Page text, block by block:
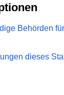
Behörden
dieses